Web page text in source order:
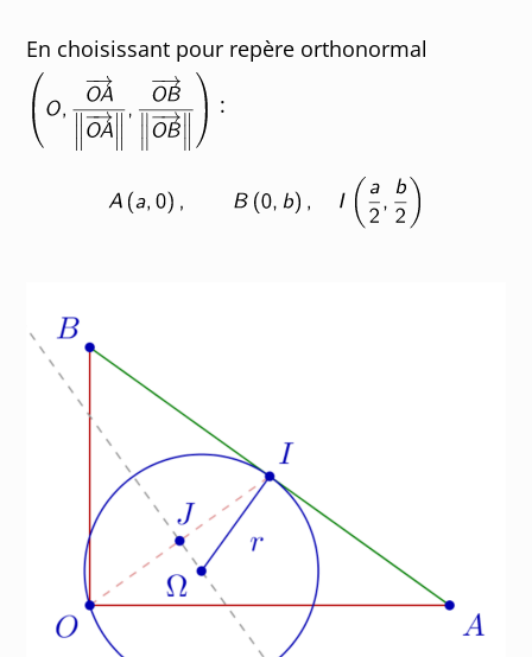
En choisissant pour repère orthonormal
: